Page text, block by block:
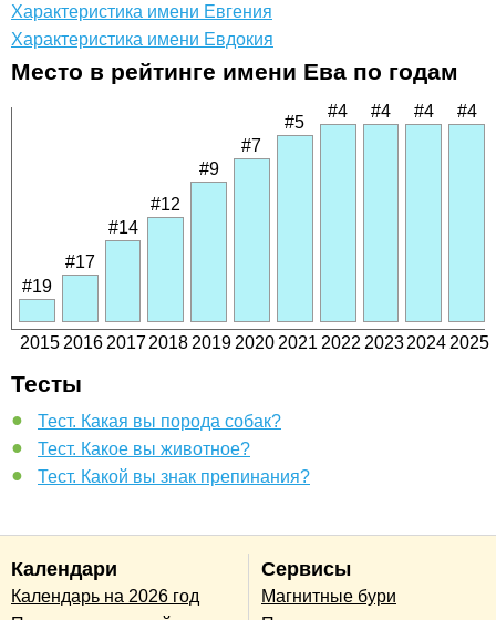
Характеристика имени Евгения
Характеристика имени Евдокия
Место в рейтинге имени Ева по годам
#19
2015
#17
2016
#14
2017
#12
2018
#9
2019
#7
2020
#5
2021
#4
2022
#4
2023
#4
2024
#4
2025
Тесты
Тест. Какая вы порода собак?
Тест. Какое вы животное?
Тест. Какой вы знак препинания?
Календари
Календарь на 2026 год
Сервисы
Магнитные бури